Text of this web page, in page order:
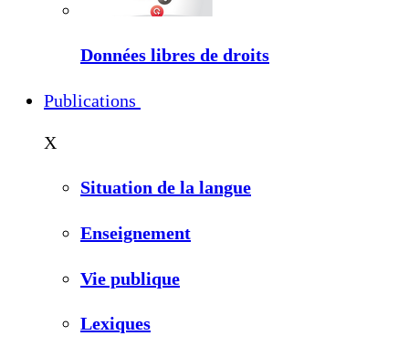
Données libres de droits
Publications
X
Situation de la langue
Enseignement
Vie publique
Lexiques